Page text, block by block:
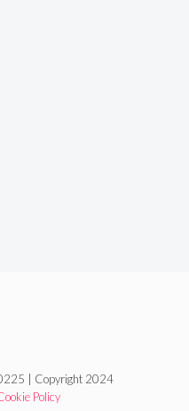
| Copyright 2024
Policy